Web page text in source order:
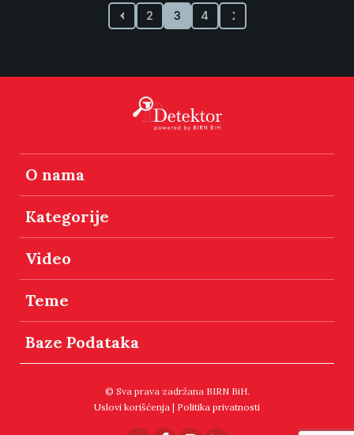
2 3 4
O nama
Kategorije
Video
Teme
Baze Podataka
© Sva prava zadržana BIRN BiH.
Uslovi korišćenja | Politika privatnosti